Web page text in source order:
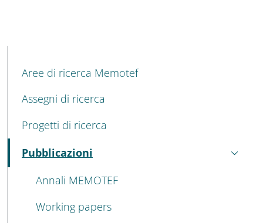
MENU CEV SECOND NAVIGATION
Aree di ricerca Memotef
Assegni di ricerca
Progetti di ricerca
Pubblicazioni
Attivo
Annali MEMOTEF
Working papers